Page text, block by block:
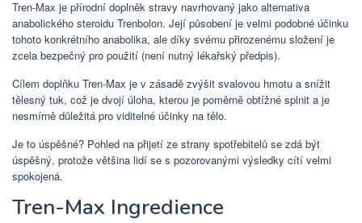
Tren-Max je přírodní doplněk stravy navrhovaný jako alternativa
anabolického steroidu Trenbolon. Její působení je velmi podobné účinku
tohoto konkrétního anabolika, ale díky svému přirozenému složení je
zcela bezpečný pro použití (není nutný lékařský předpis).
Cílem doplňku Tren-Max je v zásadě zvýšit svalovou hmotu a snížit
tělesný tuk, což je dvojí úloha, kterou je poměrně obtížné splnit a je
nesmírně důležitá pro viditelné účinky na tělo.
Je to úspěšné? Pohled na přijetí ze strany spotřebitelů se zdá být
úspěšný, protože většina lidí se s pozorovanými výsledky cítí velmi
spokojená.
Tren-Max Ingredience